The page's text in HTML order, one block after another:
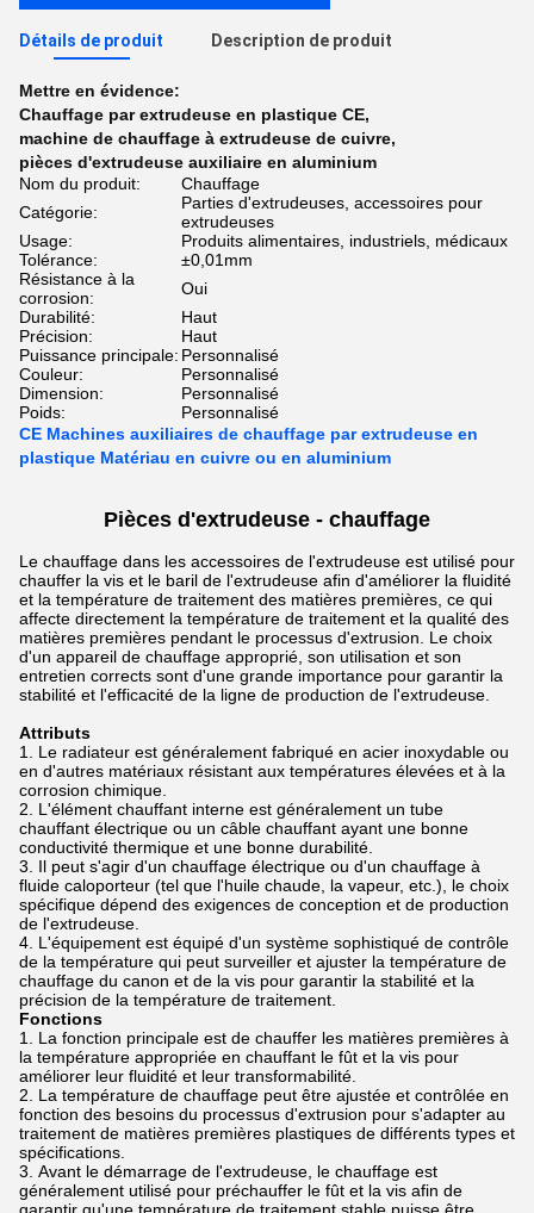
Détails de produit Description de produit
Mettre en évidence:
Chauffage par extrudeuse en plastique CE,
machine de chauffage à extrudeuse de cuivre,
pièces d'extrudeuse auxiliaire en aluminium
Nom du produit:
Chauffage
Catégorie:
Parties d'extrudeuses, accessoires pour
extrudeuses
Usage:
Produits alimentaires, industriels, médicaux
Tolérance:
±0,01mm
Résistance à la
corrosion:
Oui
Durabilité:
Haut
Précision:
Haut
Puissance principale: Personnalisé
Couleur:
Personnalisé
Dimension:
Personnalisé
Poids:
Personnalisé
CE Machines auxiliaires de chauffage par extrudeuse en
plastique Matériau en cuivre ou en aluminium
Pièces d'extrudeuse - chauffage
Le chauffage dans les accessoires de l'extrudeuse est utilisé pour
chauffer la vis et le baril de l'extrudeuse afin d'améliorer la fluidité
et la température de traitement des matières premières, ce qui
affecte directement la température de traitement et la qualité des
matières premières pendant le processus d'extrusion. Le choix
d'un appareil de chauffage approprié, son utilisation et son
entretien corrects sont d'une grande importance pour garantir la
stabilité et l'efficacité de la ligne de production de l'extrudeuse.
Attributs
Le radiateur est généralement fabriqué en acier inoxydable ou
en d'autres matériaux résistant aux températures élevées et à la
corrosion chimique.
L'élément chauffant interne est généralement un tube
chauffant électrique ou un câble chauffant ayant une bonne
conductivité thermique et une bonne durabilité.
Il peut s'agir d'un chauffage électrique ou d'un chauffage à
fluide caloporteur (tel que l'huile chaude, la vapeur, etc.), le choix
spécifique dépend des exigences de conception et de production
de l'extrudeuse.
L'équipement est équipé d'un système sophistiqué de contrôle
de la température qui peut surveiller et ajuster la température de
chauffage du canon et de la vis pour garantir la stabilité et la
précision de la température de traitement.
Fonctions
La fonction principale est de chauffer les matières premières à
la température appropriée en chauffant le fût et la vis pour
améliorer leur fluidité et leur transformabilité.
La température de chauffage peut être ajustée et contrôlée en
fonction des besoins du processus d'extrusion pour s'adapter au
traitement de matières premières plastiques de différents types et
spécifications.
Avant le démarrage de l'extrudeuse, le chauffage est
généralement utilisé pour préchauffer le fût et la vis afin de